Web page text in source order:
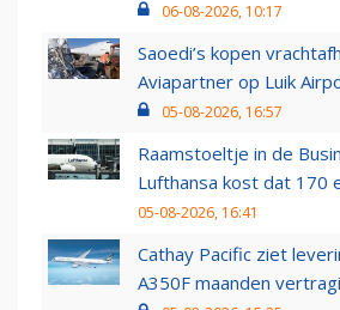
06-08-2026, 10:17
Saoedi’s kopen
Aviapartner op Luik
05-08-2026, 16:57
Raamstoeltje in de
Lufthansa kost dat 170
05-08-2026, 16:41
Cathay Pacific ziet
A350F maanden